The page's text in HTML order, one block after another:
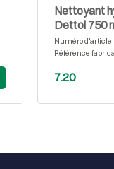
Nettoyant
Dettol 750
Numéro d'article
Référence
7.20